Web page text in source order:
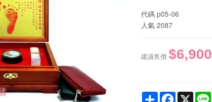
代碼 p05-06
人氣 2087
建議售價 $6,900
ShareFacebook
X